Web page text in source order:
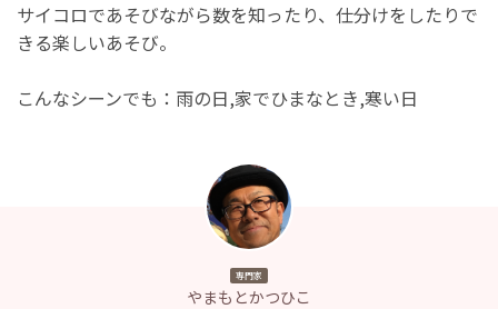
サイコロであそびながら数を知ったり、仕分けをしたりで
きる楽しいあそび。
こんなシーンでも：雨の日,家でひまなとき,寒い日
専門家
やまもとかつひこ